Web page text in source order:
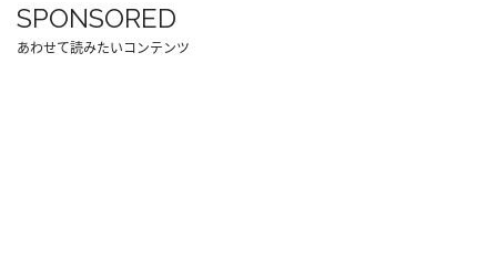
SPONSORED
あわせて読みたいコンテンツ